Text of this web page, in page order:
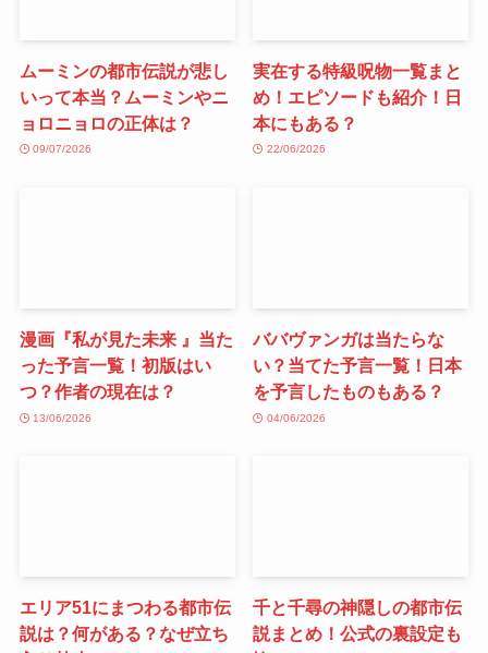
ムーミンの都市伝説が悲し
いって本当？ムーミンやニ
ョロニョロの正体は？
09/07/2026
実在する特級呪物一覧まと
め！エピソードも紹介！日
本にもある？
22/06/2026
漫画『私が見た未来 』当た
った予言一覧！初版はい
つ？作者の現在は？
13/06/2026
ババヴァンガは当たらな
い？当てた予言一覧！日本
を予言したものもある？
04/06/2026
エリア51にまつわる都市伝
説は？何がある？なぜ立ち
千と千尋の神隠しの都市伝
説まとめ！公式の裏設定も